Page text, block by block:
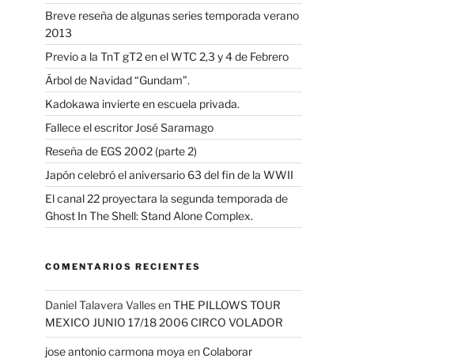
Breve reseña de algunas series temporada verano
2013
Previo a la TnT gT2 en el WTC 2,3 y 4 de Febrero
Árbol de Navidad “Gundam”.
Kadokawa invierte en escuela privada.
Fallece el escritor José Saramago
Reseña de EGS 2002 (parte 2)
Japón celebró el aniversario 63 del fin de la WWII
El canal 22 proyectara la segunda temporada de
Ghost In The Shell: Stand Alone Complex.
COMENTARIOS RECIENTES
Daniel Talavera VallesenTHE PILLOWS TOUR
MEXICO JUNIO 17/18 2006 CIRCO VOLADOR
jose antonio carmona moya en Colaborar